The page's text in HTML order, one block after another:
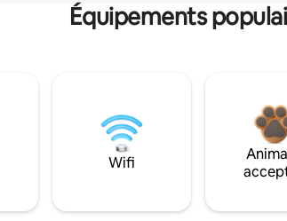
Équipements
Wifi